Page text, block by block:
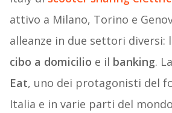
attivo a Milano, Torino e
alleanze in due settori diversi:
cibo a domicilio e il banking.
Eat, uno dei protagonisti del
Italia e in varie parti del